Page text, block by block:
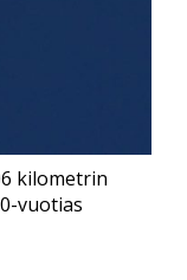
kilometrin
vuotias